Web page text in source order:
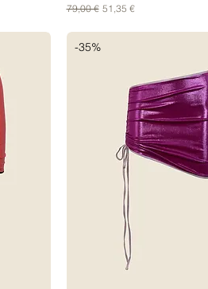
Prezzo regolare
79,00 € Prezzo scontato
51,35 €
-35%